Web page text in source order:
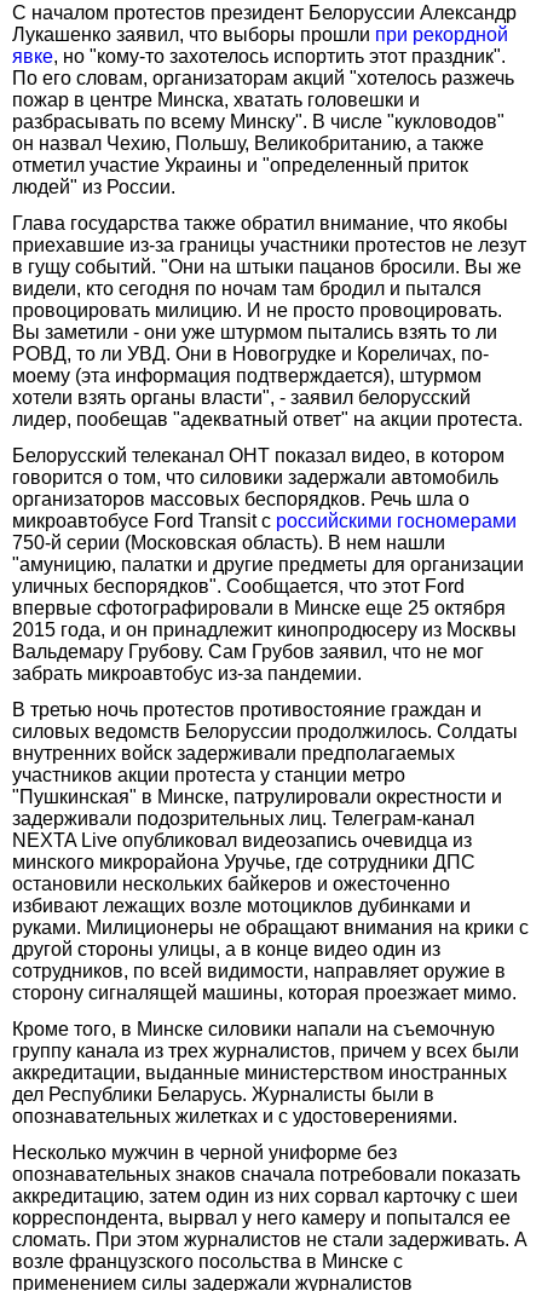
С началом протестов президент Белоруссии Александр
Лукашенко заявил, что выборы прошли при рекордной
явке, но "кому-то захотелось испортить этот праздник".
По его словам, организаторам акций "хотелось разжечь
пожар в центре Минска, хватать головешки и
разбрасывать по всему Минску". В числе "кукловодов"
он назвал Чехию, Польшу, Великобританию, а также
отметил участие Украины и "определенный приток
людей" из России.
Глава государства также обратил внимание, что якобы
приехавшие из-за границы участники протестов не лезут
в гущу событий. "Они на штыки пацанов бросили. Вы же
видели, кто сегодня по ночам там бродил и пытался
провоцировать милицию. И не просто провоцировать.
Вы заметили - они уже штурмом пытались взять то ли
РОВД, то ли УВД. Они в Новогрудке и Кореличах, по-
моему (эта информация подтверждается), штурмом
хотели взять органы власти", - заявил белорусский
лидер, пообещав "адекватный ответ" на акции протеста.
Белорусский телеканал ОНТ показал видео, в котором
говорится о том, что силовики задержали автомобиль
организаторов массовых беспорядков. Речь шла о
микроавтобусе Ford Transit с российскими госномерами
750-й серии (Московская область). В нем нашли
"амуницию, палатки и другие предметы для организации
уличных беспорядков". Сообщается, что этот Ford
впервые сфотографировали в Минске еще 25 октября
2015 года, и он принадлежит кинопродюсеру из Москвы
Вальдемару Грубову. Сам Грубов заявил, что не мог
забрать микроавтобус из-за пандемии.
В третью ночь протестов противостояние граждан и
силовых ведомств Белоруссии продолжилось. Солдаты
внутренних войск задерживали предполагаемых
участников акции протеста у станции метро
"Пушкинская" в Минске, патрулировали окрестности и
задерживали подозрительных лиц. Телеграм-канал
NEXTA Live опубликовал видеозапись очевидца из
минского микрорайона Уручье, где сотрудники ДПС
остановили нескольких байкеров и ожесточенно
избивают лежащих возле мотоциклов дубинками и
руками. Милиционеры не обращают внимания на крики с
другой стороны улицы, а в конце видео один из
сотрудников, по всей видимости, направляет оружие в
сторону сигналящей машины, которая проезжает мимо.
Кроме того, в Минске силовики напали на съемочную
группу канала из трех журналистов, причем у всех были
аккредитации, выданные министерством иностранных
дел Республики Беларусь. Журналисты были в
опознавательных жилетках и с удостоверениями.
Несколько мужчин в черной униформе без
опознавательных знаков сначала потребовали показать
аккредитацию, затем один из них сорвал карточку с шеи
корреспондента, вырвал у него камеру и попытался ее
сломать. При этом журналистов не стали задерживать. А
возле французского посольства в Минске с
применением силы задержали журналистов